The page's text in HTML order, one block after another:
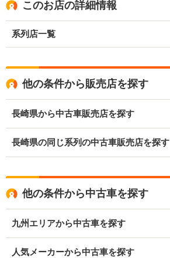
このお店の詳細情報
系列店一覧
他の条件から販売店を探す
長崎県から中古車販売店を探す
長崎県の同じ系列の中古車販売店を探す
他の条件から中古車を探す
九州エリアから中古車を探す
人気メーカーから中古車を探す